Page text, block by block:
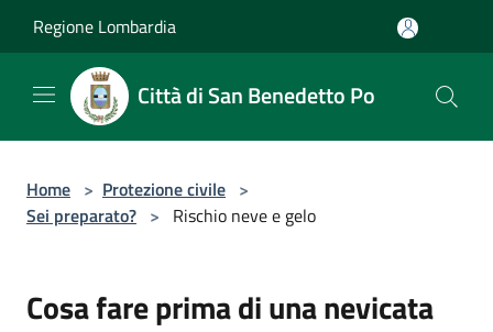
Regione Lombardia
Città di San Benedetto Po
Home > Protezione civile >
Sei preparato? > Rischio neve e gelo
Cosa fare prima di una nevicata